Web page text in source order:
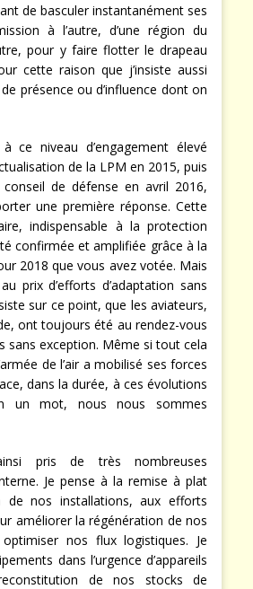
de basculer instantanément ses
à l’autre, d’une région du
pour y faire flotter le drapeau
cette raison que j’insiste aussi
présence ou d’influence dont on
ce niveau d’engagement élevé
de la LPM en 2015, puis
de défense en avril 2016,
une première réponse. Cette
indispensable à la protection
confirmée et amplifiée grâce à la
2018 que vous avez votée. Mais
prix d’efforts d’adaptation sans
sur ce point, que les aviateurs,
ont toujours été au rendez-vous
sans exception. Même si tout cela
de l’air a mobilisé ses forces
dans la durée, à ces évolutions
un mot, nous nous sommes
pris de très nombreuses
Je pense à la remise à plat
de nos installations, aux efforts
améliorer la régénération de nos
nos flux logistiques. Je
dans l’urgence d’appareils
de nos stocks de